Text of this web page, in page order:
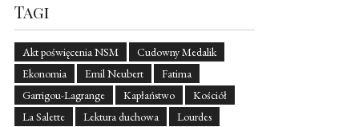
Tagi
Akt poświęcenia NSM
Cudowny Medalik
Ekonomia
Emil Neubert
Fatima
Garrigou-Lagrange
Kapłaństwo
Kościół
La Salette
Lektura duchowa
Lourdes